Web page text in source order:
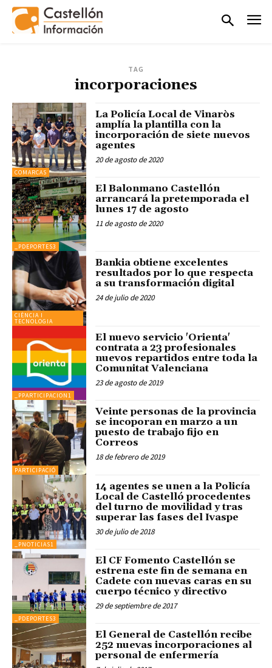
TAG
incorporaciones
COMARCAS
La Policía Local de Vinaròs
amplía la plantilla con la
incorporación de siete nuevos
agentes
20 de agosto de 2020
_PDEPORTES3
El Balonmano Castellón
arrancará la pretemporada el
lunes 17 de agosto
11 de agosto de 2020
CIÈNCIA I
TECNOLOGIA
Bankia obtiene excelentes
resultados por lo que respecta
a su transformación digital
24 de julio de 2020
_PPARTICIPACION1
El nuevo servicio 'Orienta'
contrata a 23 profesionales
nuevos repartidos entre toda la
Comunitat Valenciana
23 de agosto de 2019
PARTICIPACIÓ
Veinte personas de la provincia
se incoporan en marzo a un
puesto de trabajo fijo en
Correos
18 de febrero de 2019
_PNOTICIAS1
14 agentes se unen a la Policía
Local de Castelló procedentes
del turno de movilidad y tras
superar las fases del Ivaspe
30 de julio de 2018
_PDEPORTES3
El CF Fomento Castellón se
estrena este fin de semana en
Cadete con nuevas caras en su
cuerpo técnico y directivo
29 de septiembre de 2017
El General de Castellón recibe
252 nuevas incorporaciones al
personal de enfermería